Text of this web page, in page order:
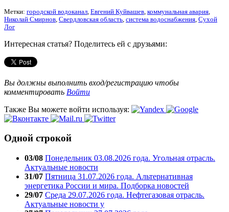
Метки: городской водоканал Евгений Куйвашев коммунальная авария
Николай Смирнов Свердловская область система водоснабжения Сухой
Лог
Интересная статья? Поделитесь ей с друзьями:
Вы должны выполнить вход/регистрацию чтобы
комментировать Войти
Также Вы можете войти используя:
Одной строкой
03/08 Понедельник 03.08.2026 года. Угольная отрасль.
Актуальные новости
31/07 Пятница 31.07.2026 года. Альтернативная
энергетика России и мира. Подборка новостей
29/07 Среда 29.07.2026 года. Нефтегазовая отрасль.
Актуальные новости у